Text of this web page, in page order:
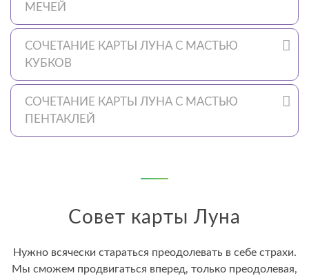
МЕЧЕЙ
СОЧЕТАНИЕ КАРТЫ ЛУНА С МАСТЬЮ
КУБКОВ
СОЧЕТАНИЕ КАРТЫ ЛУНА С МАСТЬЮ
ПЕНТАКЛЕЙ
Совет карты Луна
Нужно всячески стараться преодолевать в себе страхи.
Мы сможем продвигаться вперед, только преодолевая,